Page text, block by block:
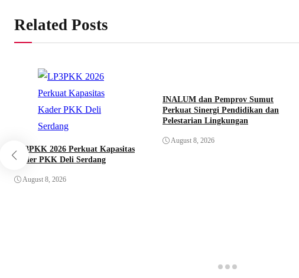
Related Posts
LP3PKK 2026 Perkuat Kapasitas
Kader PKK Deli Serdang
August 8, 2026
INALUM dan Pemprov Sumut
Perkuat Sinergi Pendidikan dan
Pelestarian Lingkungan
August 8, 2026